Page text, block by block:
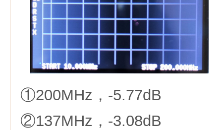
①200MHz，-5.77dB
②137MHz，-3.08dB